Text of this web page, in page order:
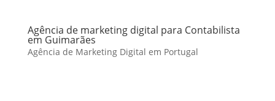
Agência de marketing digital para Contabilista
em Guimarães
Agência de Marketing Digital em Portugal